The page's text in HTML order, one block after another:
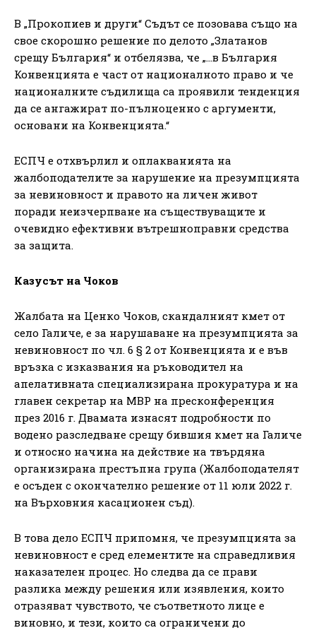
В „Прокопиев и други“ Съдът се позовава също на
свое скорошно решение по делото „Златанов
срещу България“ и отбелязва, че „…в България
Конвенцията е част от националното право и че
националните съдилища са проявили тенденция
да се ангажират по-пълноценно с аргументи,
основани на Конвенцията.“
ЕСПЧ е отхвърлил и оплакванията на
жалбоподателите за нарушение на презумпцията
за невиновност и правото на личен живот
поради неизчерпване на съществуващите и
очевидно ефективни вътрешноправни средства
за защита.
Казусът на Чоков
Жалбата на Ценко Чоков, скандалният кмет от
село Галиче, е за нарушаване на презумпцията за
невиновност по чл. 6 § 2 от Конвенцията и е във
връзка с изказвания на ръководител на
апелативната специализирана прокуратура и на
главен секретар на МВР на пресконференция
през 2016 г. Двамата изнасят подробности по
водено разследване срещу бившия кмет на Галиче
и относно начина на действие на твърдяна
организирана престъпна група (Жалбоподателят
е осъден с окончателно решение от 11 юли 2022 г.
на Върховния касационен съд).
В това дело ЕСПЧ припомня, че презумпцията за
невиновност е сред елементите на справедливия
наказателен процес. Но следва да се прави
разлика между решения или изявления, които
отразяват чувството, че съответното лице е
виновно, и тези, които са ограничени до